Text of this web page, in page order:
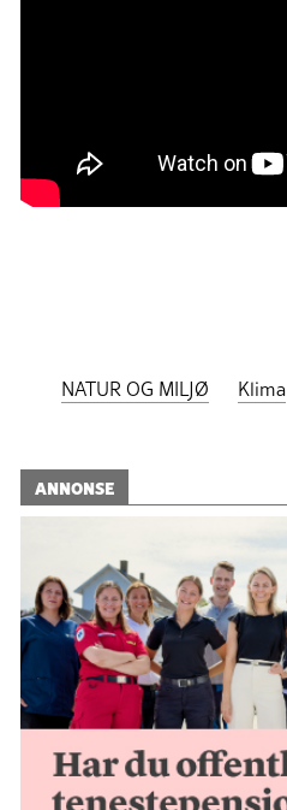
NATUR OG MILJØ Klima
ANNONSE